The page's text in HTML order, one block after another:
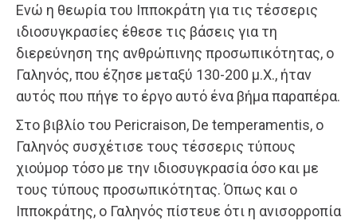
Ενώ η θεωρία του Ιπποκράτη για τις τέσσερις
ιδιοσυγκρασίες έθεσε τις βάσεις για τη
διερεύνηση της ανθρώπινης προσωπικότητας, ο
Γαληνός, που έζησε μεταξύ 130-200 μ.Χ., ήταν
αυτός που πήγε το έργο αυτό ένα βήμα παραπέρα.
Στο βιβλίο του Pericraison, De temperamentis, ο
Γαληνός συσχέτισε τους τέσσερις τύπους
χιούμορ τόσο με την ιδιοσυγκρασία όσο και με
τους τύπους προσωπικότητας. Όπως και ο
Ιπποκράτης, ο Γαληνός πίστευε ότι η ανισορροπία